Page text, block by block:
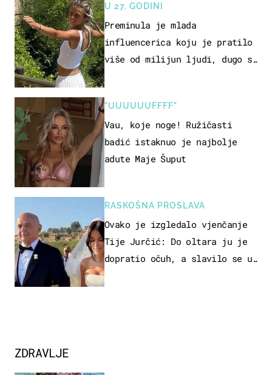
U 27. GODINI
Preminula je mlada
influencerica koju je pratilo
više od milijun ljudi, dugo se
"UUUUUUFFFF"
Vau, koje noge! Ružičasti
badić istaknuo je najbolje
adute Maje Šuput
RASKOŠNA PROSLAVA
Ovako je izgledalo vjenčanje
Tije Jurčić: Do oltara ju je
dopratio očuh, a slavilo se uz
ZDRAVLJE